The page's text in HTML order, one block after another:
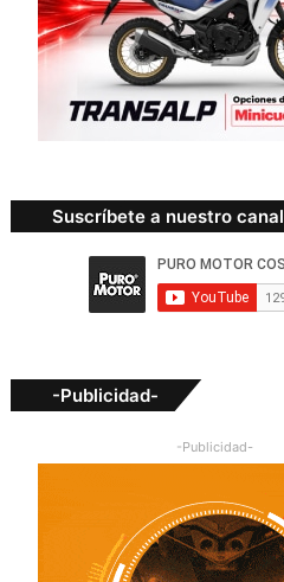
Suscríbete a nuestro canal
-Publicidad-
-Publicidad-